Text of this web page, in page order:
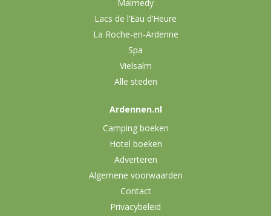
Malmedy
Lacs de l’Eau d’Heure
La Roche-en-Ardenne
Spa
Vielsalm
Alle steden
Ardennen.nl
Camping boeken
Hotel boeken
Adverteren
Algemene voorwaarden
Contact
Privacybeleid